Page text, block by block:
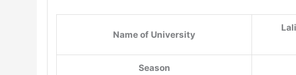
Name of University
Season